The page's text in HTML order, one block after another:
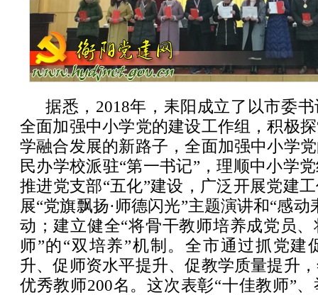
据悉，2018年，耒阳成立了以市委
全面加强中小学党的建设工作组，积极
学融合发展的新路子，全面加强中小学
民办学校派驻“第一书记”，理顺中小学
推进党支部“五化”建设，广泛开展党建
展“党旗飘扬·师德闪光”主题演讲和“感
动；建立健全“将骨干教师培养成党员
师”的“双培养”机制。全市通过抓党建
升、促师资水平提升、促教学质量提升
优秀教师200名。这次表彰“十佳教师”